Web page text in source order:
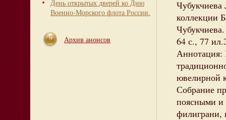
День открытых дверей ко Дню
Военно-Морского флота России.
Архив анонсов
коллекции
64 с., 77
Аннотация:
ювелирной
Собрание
поясными и
филиграни,